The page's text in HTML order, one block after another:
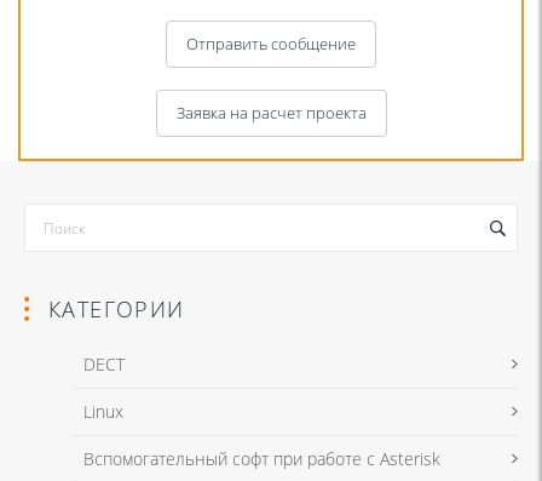
Отправить сообщение
Я даю согласие на обработку моих персональных данных для связи
в соответствии с Политикой в отношении обработки персональных
Заявка на расчет проекта
КАТЕГОРИИ
DECT
Linux
Вспомогательный софт при работе с Asterisk